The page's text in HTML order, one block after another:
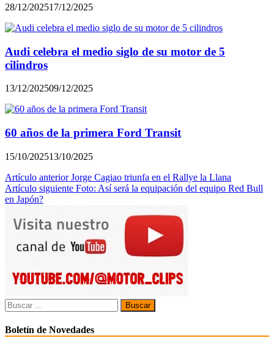
28/12/202517/12/2025
Audi celebra el medio siglo de su motor de 5
cilindros
13/12/202509/12/2025
60 años de la primera Ford Transit
15/10/202513/10/2025
Navegación
de
Artículo anterior Jorge Cagiao triunfa en el Rallye la Llana
Artículo siguiente Foto: Así será la equipación del equipo Red Bull
en Japón?
Buscar:
Boletín de Novedades